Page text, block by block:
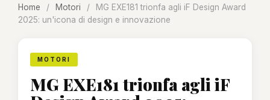
Home / Motori /
MG EXE181 trionfa agli iF Design Award
2025: un'icona di design e innovazione
MOTORI
MG EXE181 trionfa agli iF